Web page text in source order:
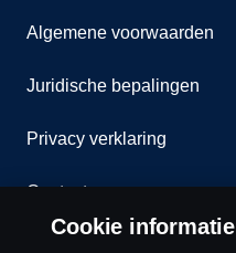
Algemene voorwaarden
Juridische bepalingen
Privacy verklaring
Contact
Cookie informatie